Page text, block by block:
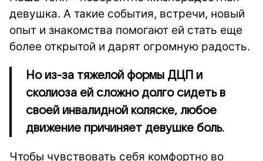
девушка. А такие события, встречи, новый
опыт и знакомства помогают ей стать еще
более открытой и дарят огромную радость.
Но из-за тяжелой формы ДЦП и
сколиоза ей сложно долго сидеть в
своей инвалидной коляске, любое
движение причиняет девушке боль.
Чтобы чувствовать себя комфортно во